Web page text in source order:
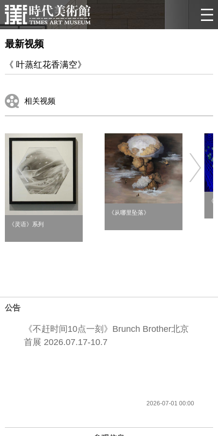
最新视频
《 叶蒸红花香满空》
相关视频
《灵语》系列
《从哪里坠落》
《
公告
《不赶时间10点一刻》Brunch Brother北京
首展 2026.07.17-10.7
2026-07-01 00:00